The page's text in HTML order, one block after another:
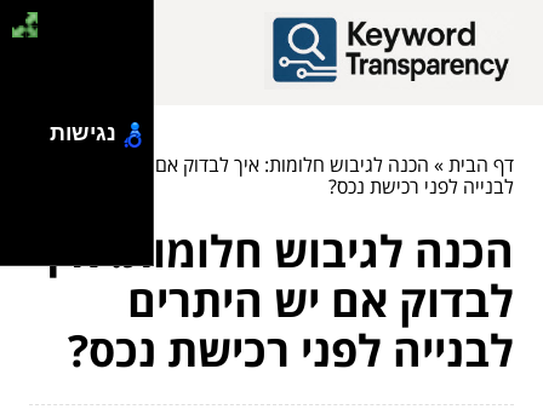
דף הבית» הכנה לגיבוש חלומות: איך לבדוק אם יש היתרים
לבנייה לפני רכישת נכס?
הכנה לגיבוש חלומות: איך
לבדוק אם יש היתרים
לבנייה לפני רכישת נכס?
נגישות